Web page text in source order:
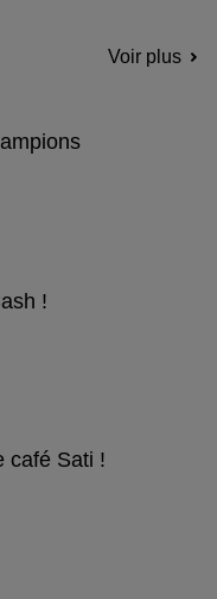
Voir plus
!
café Sati !